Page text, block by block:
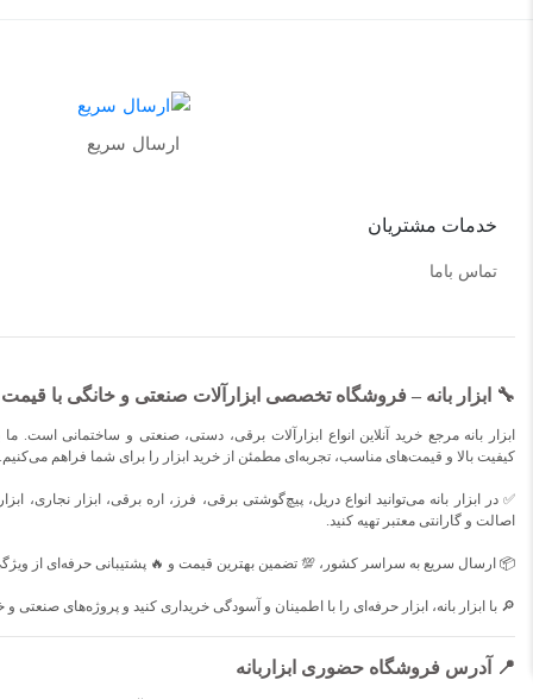
ارسال سریع
خدمات مشتریان
تماس باما
🔧 ابزار بانه – فروشگاه تخصصی ابزارآلات صنعتی و خانگی با
ابزار بانه مرجع خرید آنلاین انواع ابزارآلات برقی، دستی، صنعتی و ساختمانی است. ما
کیفیت بالا و قیمت‌های مناسب، تجربه‌ای مطمئن از خرید ابزار را برای شما فراهم می‌کنیم.
✅ در ابزار بانه می‌توانید انواع دریل، پیچ‌گوشتی برقی، فرز، اره برقی، ابزار نجاری،
اصالت و گارانتی معتبر تهیه کنید.
📦 ارسال سریع به سراسر کشور، 💯 تضمین بهترین قیمت و 🔥 پشتیبانی حرفه‌ای از
🔎 با ابزار بانه، ابزار حرفه‌ای را با اطمینان و آسودگی خریداری کنید و پروژه‌های صنعتی
📍 آدرس فروشگاه حضوری ابزاربانه